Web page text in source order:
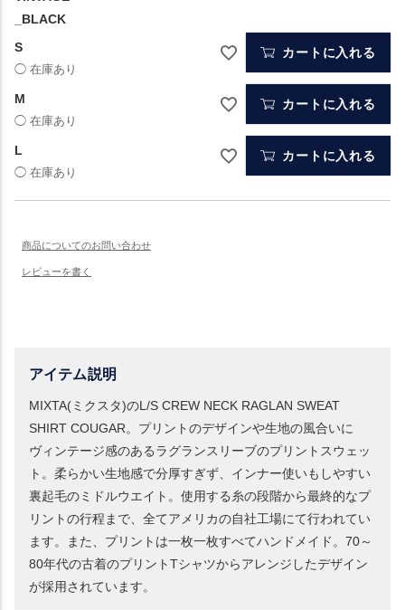
_BLACK
S
カートに入れる
M カートに入れる
L カートに入れる
アイテム説明
MIXTA(ミクスタ)のL/S CREW NECK RAGLAN SWEAT
SHIRT COUGAR。プリントのデザインや生地の風合いに
ヴィンテージ感のあるラグランスリーブのプリントスウェッ
ト。柔らかい生地感で分厚すぎず、インナー使いもしやすい
裏起毛のミドルウエイト。使用する糸の段階から最終的なプ
リントの行程まで、全てアメリカの自社工場にて行われてい
ます。また、プリントは一枚一枚すべてハンドメイド。70～
80年代の古着のプリントTシャツからアレンジしたデザイン
が採用されています。